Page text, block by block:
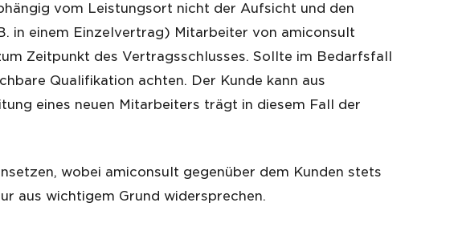
vom Leistungsort nicht der Aufsicht und den
in einem Einzelvertrag) Mitarbeiter von amiconsult
Zeitpunkt des Vertragsschlusses. Sollte im Bedarfsfall
Qualifikation achten. Der Kunde kann aus
eines neuen Mitarbeiters trägt in diesem Fall der
wobei amiconsult gegenüber dem Kunden stets
aus wichtigem Grund widersprechen.